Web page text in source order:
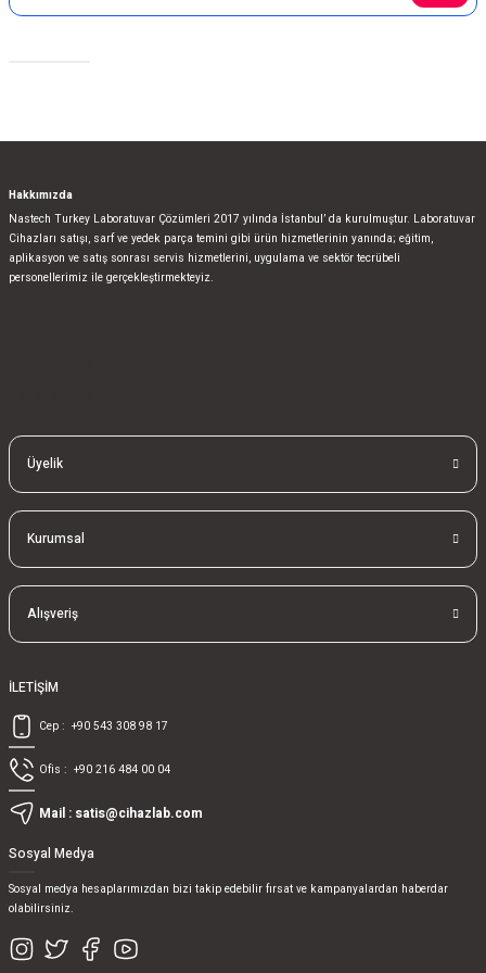
Hakkımızda
Nastech Turkey Laboratuvar Çözümleri 2017 yılında İstanbul’ da kurulmuştur. Laboratuvar
Cihazları satışı, sarf ve yedek parça temini gibi ürün hizmetlerinin yanında; eğitim,
aplikasyon ve satış sonrası servis hizmetlerini, uygulama ve sektör tecrübeli
personellerimiz ile gerçekleştirmekteyiz.
Üyelik
Kurumsal
Alışveriş
İLETİŞİM
Cep : +90 543 308 98 17
Ofis : +90 216 484 00 04
Mail : satis@cihazlab.com
Sosyal Medya
Sosyal medya hesaplarımızdan bizi takip edebilir fırsat ve kampanyalardan haberdar
olabilirsiniz.